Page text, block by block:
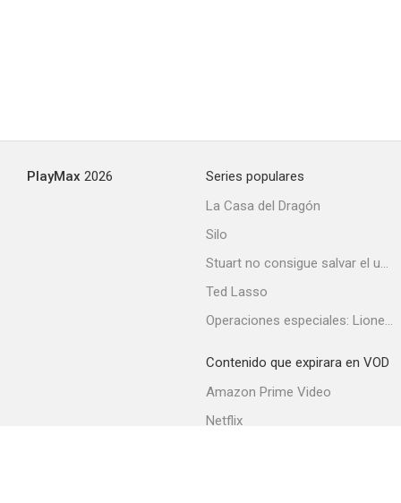
PlayMax 2026
Series populares
La Casa del Dragón
Silo
Stuart no consigue salvar el universo
Ted Lasso
Operaciones especiales: Lioness
Contenido que expirara en VOD
Amazon Prime Video
Netflix